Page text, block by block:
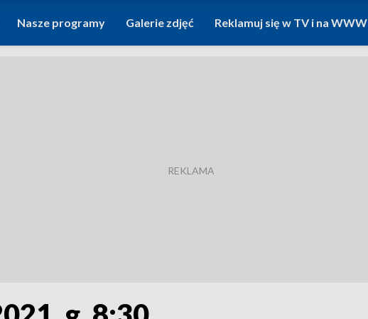
Nasze programy Galerie zdjęć Reklamuj się w TV i na WWW